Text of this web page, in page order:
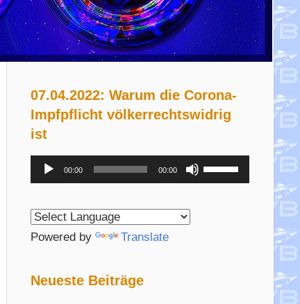
07.04.2022: Warum die Corona-
Impfpflicht völkerrechtswidrig
ist
Audio-
Player
00:00 00:00
Pfeiltasten
Hoch/Runter
Powered by Translate
Neueste Beiträge